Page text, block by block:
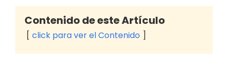
Contenido de este Artículo
click para ver el Contenido